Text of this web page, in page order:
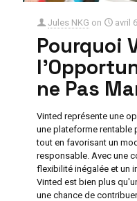
Jules NKG on avril
Pourquoi
ne Pas
Vinted représente une
une plateforme rentable
tout en favorisant un
responsable. Avec une
flexibilité inégalée et un
Vinted est bien plus
une chance de